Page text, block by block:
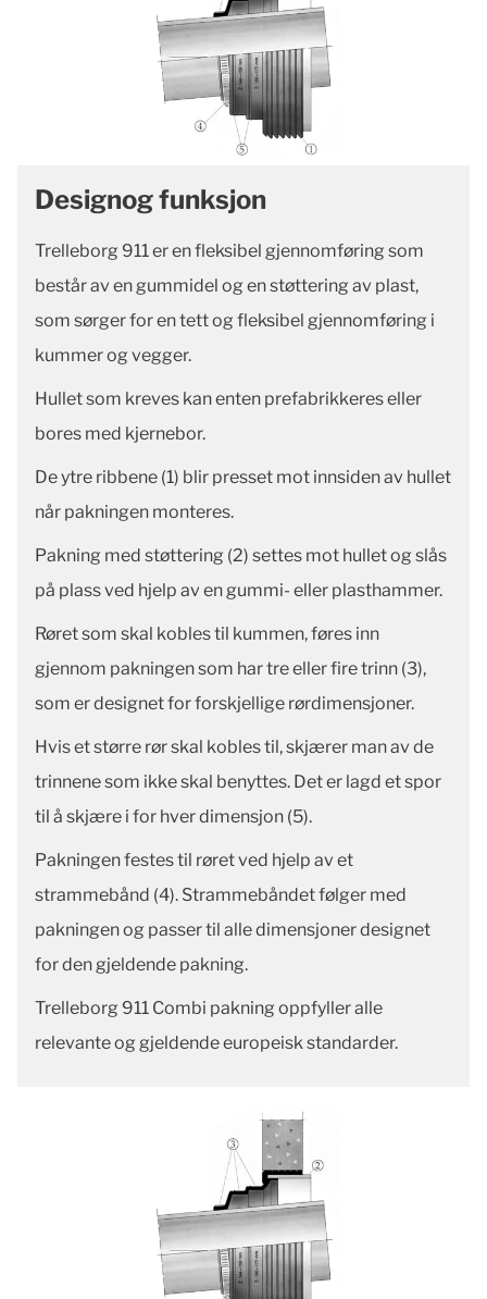
Designog funksjon
Trelleborg 911 er en fleksibel gjennomføring som
består av en gummidel og en støttering av plast,
som sørger for en tett og fleksibel gjennomføring i
kummer og vegger.
Hullet som kreves kan enten prefabrikkeres eller
bores med kjernebor.
De ytre ribbene (1) blir presset mot innsiden av hullet
når pakningen monteres.
Pakning med støttering (2) settes mot hullet og slås
på plass ved hjelp av en gummi- eller plasthammer.
Røret som skal kobles til kummen, føres inn
gjennom pakningen som har tre eller fire trinn (3),
som er designet for forskjellige rørdimensjoner.
Hvis et større rør skal kobles til, skjærer man av de
trinnene som ikke skal benyttes. Det er lagd et spor
til å skjære i for hver dimensjon (5).
Pakningen festes til røret ved hjelp av et
strammebånd (4). Strammebåndet følger med
pakningen og passer til alle dimensjoner designet
for den gjeldende pakning.
Trelleborg 911 Combi pakning oppfyller alle
relevante og gjeldende europeisk standarder.